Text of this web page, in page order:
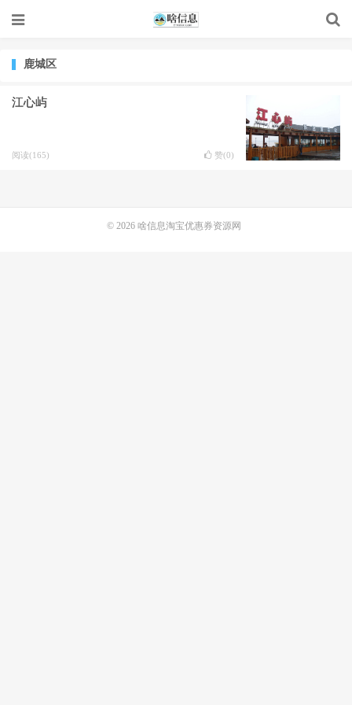
鹿城区
江心屿
阅读(165) 赞(0)
© 2026 啥信息淘宝优惠券资源网